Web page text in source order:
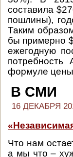
составила
пошлины),
Таким
бы примерно
ежегодную
потребность
формуле
В СМИ
16 ДЕКАБРЯ
Что нам
а мы что –